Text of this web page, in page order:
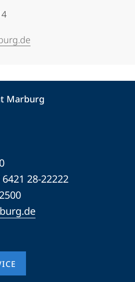
Marburg
28-22222